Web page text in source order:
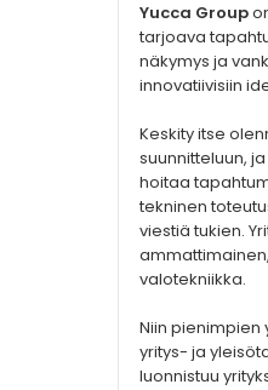
Yucca Group
tarjoava
näkymys ja
innovatiivisiin
Keskity itse
suunnitteluun,
hoitaa
tekninen
viestiä tukien.
valotekniikka.
Niin pienimpien
yritys- ja
luonnistuu